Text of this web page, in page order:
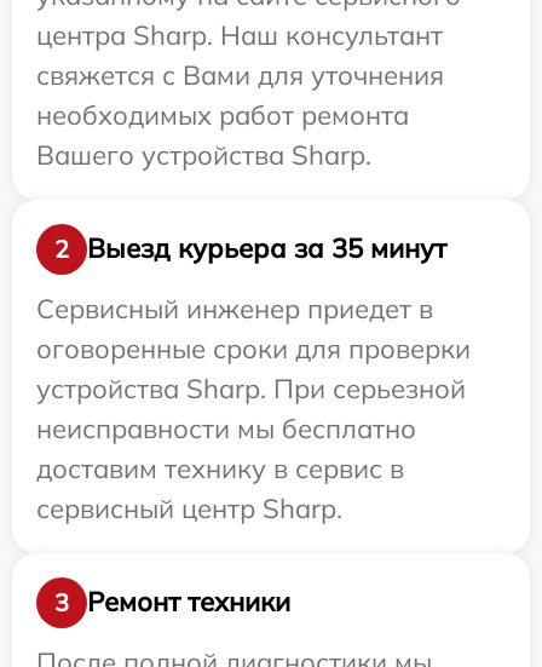
центра Sharp. Наш консультант
свяжется с Вами для уточнения
необходимых работ ремонта
Вашего устройства Sharp.
2
Выезд курьера за 35 минут
Сервисный инженер приедет в
оговоренные сроки для проверки
устройства Sharp. При серьезной
неисправности мы бесплатно
доставим технику в сервис в
сервисный центр Sharp.
3
Ремонт техники